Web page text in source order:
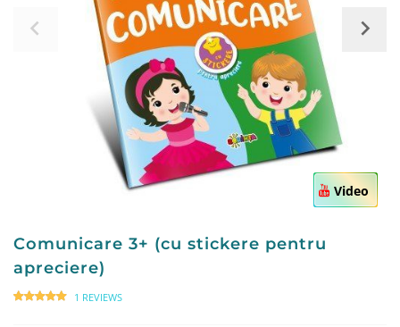
Video
Comunicare 3+ (cu stickere pentru
apreciere)
1 REVIEWS